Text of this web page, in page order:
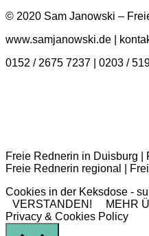
© 2020 Sam Janowski –
www.samjanowski.de |
0152 / 2675 7237 | 0203 /
Freie Rednerin in Duisburg
Freie Rednerin regional |
Cookies in der Keksdose -
VERSTANDEN!
MEHR
Privacy & Cookies Policy